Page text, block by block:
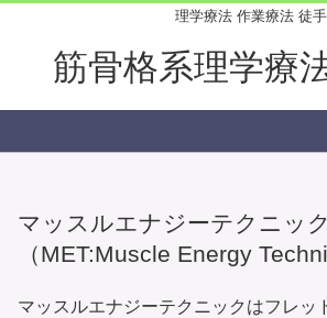
理学療法 作業療法 徒
筋骨格系理学療
マッスルエナジーテクニック
（MET:Muscle Energy
マッスルエナジーテクニックはフレッ